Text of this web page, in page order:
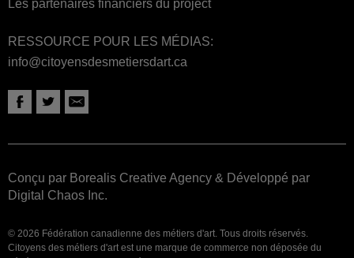
Les partenaires financiers du project
RESSOURCE POUR LES MÉDIAS:
info@citoyensdesmetiersdart.ca
Conçu par Borealis Creative Agency & Développé par
Digital Chaos Inc.
© 2026 Fédération canadienne des métiers d'art. Tous droits réservés.
Citoyens des métiers d'art est une marque de commerce non déposée du